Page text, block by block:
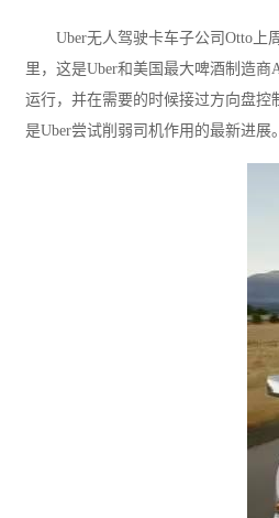
Uber无人驾驶卡车子公司Otto上
里，这是Uber和美国最大啤酒制造商
运行，并在需要的时候接过方向盘
是Uber尝试削弱司机作用的最新进展。